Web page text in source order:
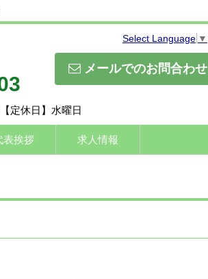
Select Language ▼
メールでのお問合わせ
定休日】水曜日
表挨拶 求人情報